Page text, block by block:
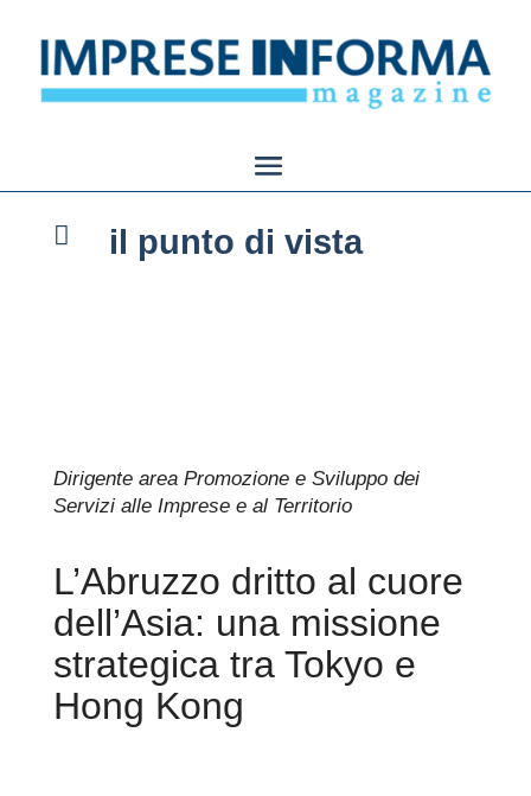
 il punto di vista
Dirigente area Promozione e Sviluppo dei
Servizi alle Imprese e al Territorio
L’Abruzzo dritto al cuore
dell’Asia: una missione
strategica tra Tokyo e
Hong Kong